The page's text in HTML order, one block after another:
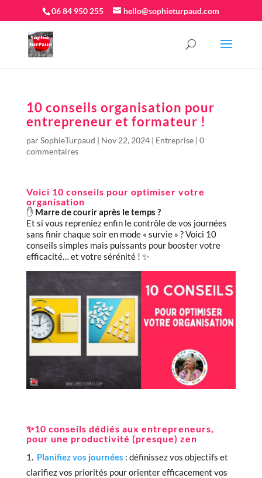
06 84 950 255 hello@sophieturpaud.com
10 conseils organisation pour
entrepreneur et formateur !
parSophieTurpaud | Nov 22, 2024| Entreprise| 0
commentaires
Voici 10 conseils pour optimiser votre
organisation
✋ Marre de courir après le temps ?
Et si vous repreniez enfin le contrôle de vos journées
sans finir chaque soir en mode « survie » ? Voici 10
conseils simples mais puissants pour booster votre
efficacité… et votre sérénité ! ✨
✨10 conseils dédiés aux entrepreneurs,
pour une productivité (presque) zen
Planifiez vos journées : définissez vos objectifs et
clarifiez vos priorités pour orienter efficacement vos